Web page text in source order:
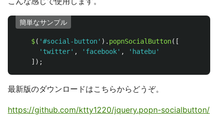
簡単なサンプル
$( '#social-button' ). popnSocialButton([
' twitter' , ' facebook' , ' hatebu'
]);
最新版のダウンロードはこちらからどうぞ。
https://github.com/ktty1220/jquery.popn-socialbutton/